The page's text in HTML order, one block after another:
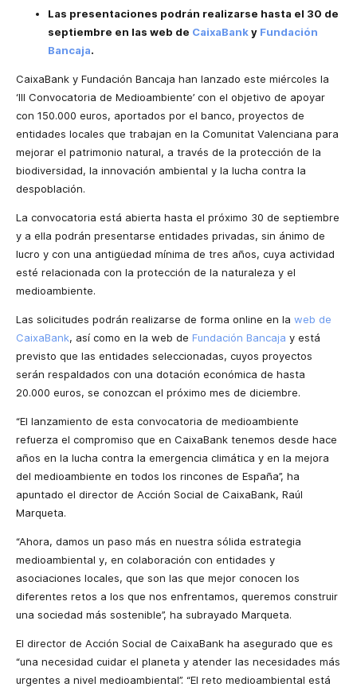
Las presentaciones podrán realizarse hasta el 30 de
septiembre en las web de CaixaBanky Fundación
Bancaja.
CaixaBank y Fundación Bancaja han lanzado este miércoles la
‘III Convocatoria de Medioambiente’ con el objetivo de apoyar
con 150.000 euros, aportados por el banco, proyectos de
entidades locales que trabajan en la Comunitat Valenciana para
mejorar el patrimonio natural, a través de la protección de la
biodiversidad, la innovación ambiental y la lucha contra la
despoblación.
La convocatoria está abierta hasta el próximo 30 de septiembre
y a ella podrán presentarse entidades privadas, sin ánimo de
lucro y con una antigüedad mínima de tres años, cuya actividad
esté relacionada con la protección de la naturaleza y el
medioambiente.
Las solicitudes podrán realizarse de forma online en la web de
CaixaBank, así como en la web de Fundación Bancaja y está
previsto que las entidades seleccionadas, cuyos proyectos
serán respaldados con una dotación económica de hasta
20.000 euros, se conozcan el próximo mes de diciembre.
“El lanzamiento de esta convocatoria de medioambiente
refuerza el compromiso que en CaixaBank tenemos desde hace
años en la lucha contra la emergencia climática y en la mejora
del medioambiente en todos los rincones de España”, ha
apuntado el director de Acción Social de CaixaBank, Raúl
Marqueta.
“Ahora, damos un paso más en nuestra sólida estrategia
medioambiental y, en colaboración con entidades y
asociaciones locales, que son las que mejor conocen los
diferentes retos a los que nos enfrentamos, queremos construir
una sociedad más sostenible”, ha subrayado Marqueta.
El director de Acción Social de CaixaBank ha asegurado que es
“una necesidad cuidar el planeta y atender las necesidades más
urgentes a nivel medioambiental”. “El reto medioambiental está